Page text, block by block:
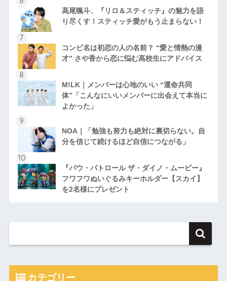
高尾颯斗、『リロ＆スティッチ』の魅力を語
り尽くす！スティッチ愛がもう止まらない！
コンビ名は初恋の人の名前？ “愛と情熱の漫
才” さや香から恋に悩む高校生にアドバイス
M!LK｜メンバーは心地のいい “運命共同
体”「こんなにいいメンバーに出会えて本当に
よかった」
NOA｜「勉強も努力も絶対に裏切らない。自
分を信じて続けるほど自信につながる」
『パウ・パトロール ザ・ダイノ・ムービー』
フワフワぬいぐるみキーホルダー【スカイ】
を2名様にプレゼント
カテゴリー